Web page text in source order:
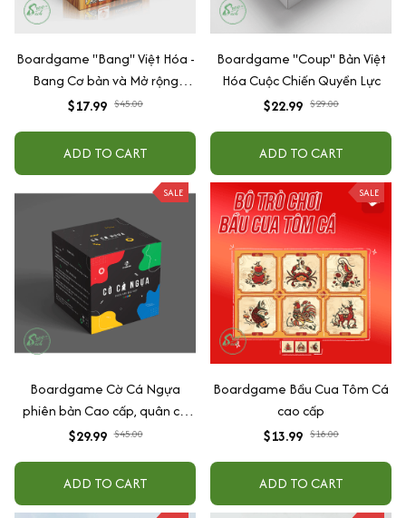
Boardgame "Bang" Việt Hóa -
Bang Cơ bản và Mở rộng
Bang! Dodge City gắn kết gia
$17.99 $45.00
ADD TO CART
Boardgame "Coup" Bản Việt
Hóa Cuộc Chiến Quyền Lực
$22.99 $29.00
ADD TO CART
SALE
Boardgame Cờ Cá Ngựa
phiên bản Cao cấp, quân cờ
ngựa đẹp, bàn chơi và hộp
$29.99 $45.00
ADD TO CART
SALE
Boardgame Bầu Cua Tôm Cá
cao cấp
$13.99 $18.00
ADD TO CART